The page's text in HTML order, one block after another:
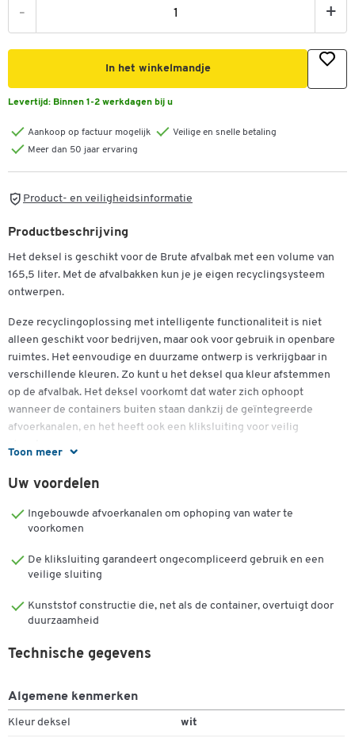
- +
In het winkelmandje
Levertijd: Binnen 1-2 werkdagen bij u
Aankoop op factuur mogelijk
Veilige en snelle betaling
Meer dan 50 jaar ervaring
Product- en veiligheidsinformatie
Toon meer
Productbeschrijving
Het deksel is geschikt voor de Brute afvalbak met een volume van
165,5 liter. Met de afvalbakken kun je je eigen recyclingsysteem
ontwerpen.
Deze recyclingoplossing met intelligente functionaliteit is niet
alleen geschikt voor bedrijven, maar ook voor gebruik in openbare
ruimtes. Het eenvoudige en duurzame ontwerp is verkrijgbaar in
verschillende kleuren. Zo kunt u het deksel qua kleur afstemmen
op de afvalbak. Het deksel voorkomt dat water zich ophoopt
wanneer de containers buiten staan dankzij de geïntegreerde
afvoerkanalen, en het heeft ook een kliksluiting voor veilig
De deksels zijn gemaakt van polypropyleen, waardoor ze niet
Het materiaal zorgt er ook voor dat het deksel niet roest.
Naadloze polyethyleen constructie splintert niet, roest niet
Deksel met afvoerkanalen voorkomt ophoping van water als
de bakken buiten staan
Afmetingen: B 622 x D 698 x H 51 mm
Uw voordelen
Ingebouwde afvoerkanalen om ophoping van water te
voorkomen
De kliksluiting garandeert ongecompliceerd gebruik en een
veilige sluiting
Kunststof constructie die, net als de container, overtuigt door
duurzaamheid
Technische gegevens
Algemene kenmerken
Kleur deksel wit